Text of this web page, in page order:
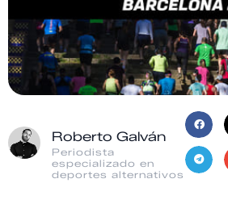
Roberto Galván
Periodista
especializado en
deportes alternativos